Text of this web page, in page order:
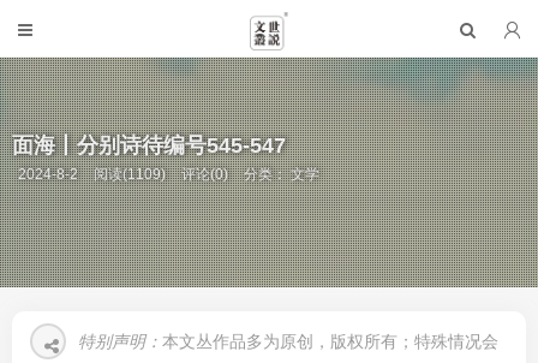
面海丨分别诗待编号545-547
2024-8-2 阅读(1109) 评论(0) 分类：文学
特别声明： 本文丛作品多为原创，版权所有；特殊情况会